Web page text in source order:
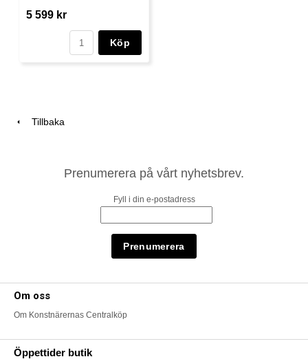
5 599 kr
Köp
Tillbaka
Prenumerera på vårt nyhetsbrev.
Fyll i din e-postadress
Om oss
Om Konstnärernas Centralköp
Öppettider butik